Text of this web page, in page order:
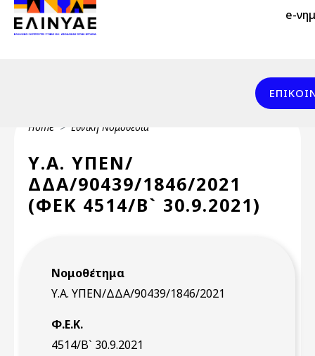
Skip to main content
Header Top 2 e-
Header Top
Breadcrumb
Home Εθνική Νομοθεσία
Υ.Α. ΥΠΕΝ/
ΔΔΑ/90439/1846/2021
(ΦΕΚ 4514/Β` 30.9.2021)
Νομοθέτημα
Υ.Α. ΥΠΕΝ/ΔΔΑ/90439/1846/2021
Φ.Ε.Κ.
4514/Β` 30.9.2021